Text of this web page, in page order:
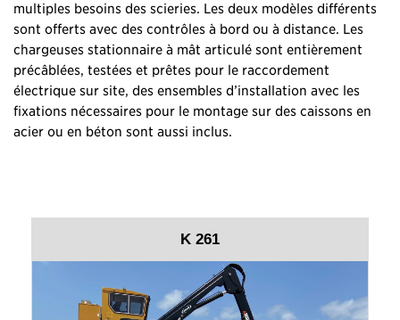
multiples besoins des scieries. Les deux modèles différents
sont offerts avec des contrôles à bord ou à distance. Les
chargeuses stationnaire à mât articulé sont entièrement
précâblées, testées et prêtes pour le raccordement
électrique sur site, des ensembles d’installation avec les
fixations nécessaires pour le montage sur des caissons en
acier ou en béton sont aussi inclus.
K 261